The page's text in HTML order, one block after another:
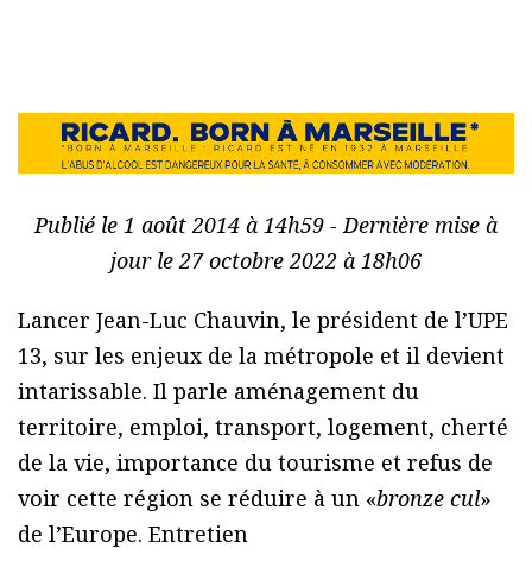
Publié le 1 août 2014 à 14h59 - Dernière mise à
jour le 27 octobre 2022 à 18h06
Lancer Jean-Luc Chauvin, le président de l’UPE
13, sur les enjeux de la métropole et il devient
intarissable. Il parle aménagement du
territoire, emploi, transport, logement, cherté
de la vie, importance du tourisme et refus de
voir cette région se réduire à un «bronze cul»
de l’Europe. Entretien